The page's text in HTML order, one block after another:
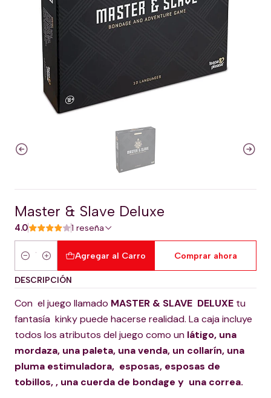
Master & Slave Deluxe
4.0 1 reseña
Cantidad
Agregar al Carro Comprar ahora
DESCRIPCIÓN
Con el juego llamado MASTER & SLAVE DELUXE tu
fantasía kinky puede hacerse realidad. La caja incluye
todos los atributos del juego como un látigo, una
mordaza, una paleta, una venda, un collarín, una
pluma estimuladora, esposas, esposas de
tobillos, , una cuerda de bondage y una correa.